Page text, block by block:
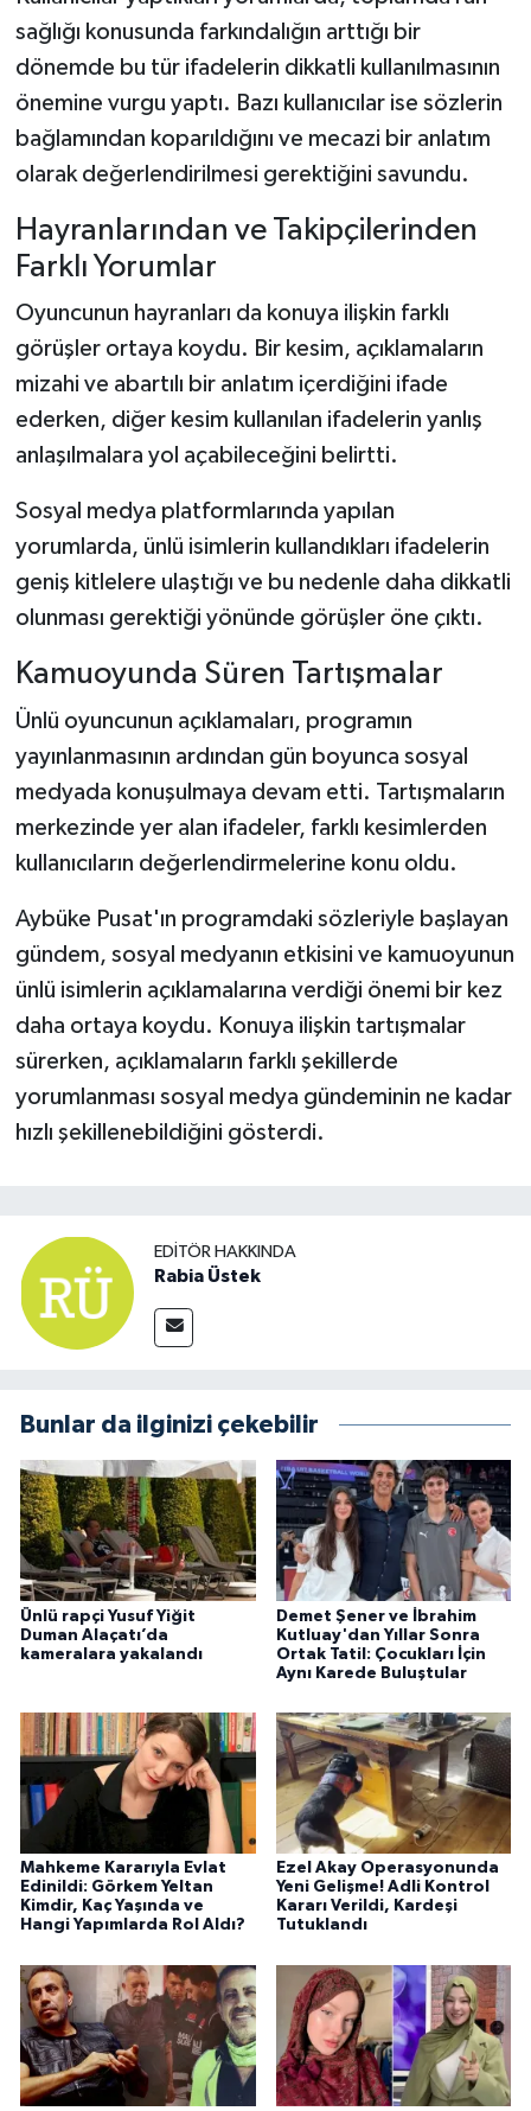
sağlığı konusunda farkındalığın arttığı bir
dönemde bu tür ifadelerin dikkatli kullanılmasının
önemine vurgu yaptı. Bazı kullanıcılar ise sözlerin
bağlamından koparıldığını ve mecazi bir anlatım
olarak değerlendirilmesi gerektiğini savundu.
Hayranlarından ve Takipçilerinden
Farklı Yorumlar
Oyuncunun hayranları da konuya ilişkin farklı
görüşler ortaya koydu. Bir kesim, açıklamaların
mizahi ve abartılı bir anlatım içerdiğini ifade
ederken, diğer kesim kullanılan ifadelerin yanlış
anlaşılmalara yol açabileceğini belirtti.
Sosyal medya platformlarında yapılan
yorumlarda, ünlü isimlerin kullandıkları ifadelerin
geniş kitlelere ulaştığı ve bu nedenle daha dikkatli
olunması gerektiği yönünde görüşler öne çıktı.
Kamuoyunda Süren Tartışmalar
Ünlü oyuncunun açıklamaları, programın
yayınlanmasının ardından gün boyunca sosyal
medyada konuşulmaya devam etti. Tartışmaların
merkezinde yer alan ifadeler, farklı kesimlerden
kullanıcıların değerlendirmelerine konu oldu.
Aybüke Pusat'ın programdaki sözleriyle başlayan
gündem, sosyal medyanın etkisini ve kamuoyunun
ünlü isimlerin açıklamalarına verdiği önemi bir kez
daha ortaya koydu. Konuya ilişkin tartışmalar
sürerken, açıklamaların farklı şekillerde
yorumlanması sosyal medya gündeminin ne kadar
hızlı şekillenebildiğini gösterdi.
EDITÖR HAKKINDA
Rabia Üstek
Bunlar da ilginizi çekebilir
Ünlü rapçi Yusuf Yiğit
Duman Alaçatı’da
kameralara yakalandı
Demet Şener ve İbrahim
Kutluay'dan Yıllar Sonra
Ortak Tatil: Çocukları İçin
Aynı Karede Buluştular
Mahkeme Kararıyla Evlat
Edinildi: Görkem Yeltan
Kimdir, Kaç Yaşında ve
Hangi Yapımlarda Rol Aldı?
Ezel Akay Operasyonunda
Yeni Gelişme! Adli Kontrol
Kararı Verildi, Kardeşi
Tutuklandı